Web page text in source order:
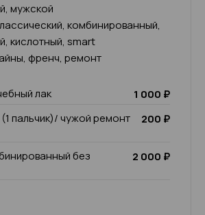
мужской
комбинированный,
кислотный, smart
френч, ремонт
лак
1 000 ₽
пальчик)/ чужой ремонт
200 ₽
без
2 000 ₽